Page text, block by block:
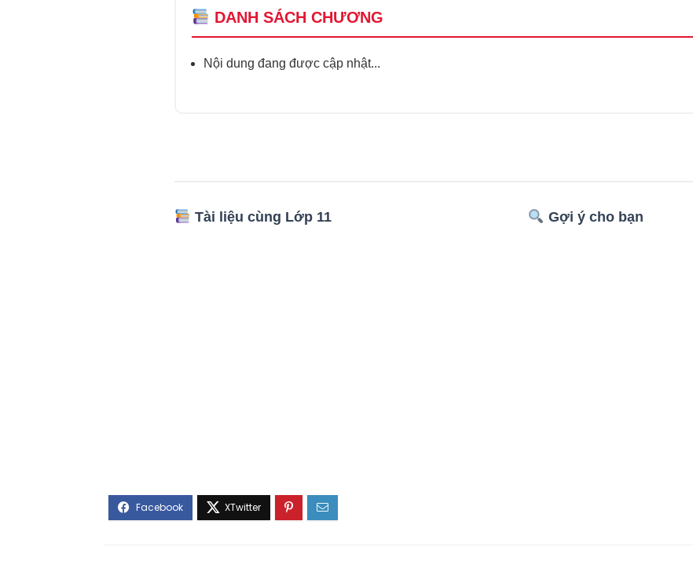
DANH SÁCH CHƯƠNG
Nội dung đang được cập nhật...
Tài liệu cùng Lớp 11 Gợi ý cho bạn